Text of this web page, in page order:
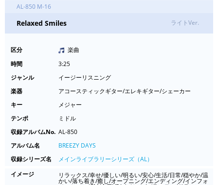
AL-850 M-16
Relaxed Smiles ライトVer.
区分
楽曲
時間
3:25
ジャンル
イージーリスニング
楽器
アコースティックギター/エレキギター/シェーカー
キー
メジャー
テンポ
ミドル
収録アルバムNo. AL-850
アルバム名
BREEZY DAYS
収録シリーズ名
メインライブラリーシリーズ（AL）
イメージ
リラックス/幸せ/優しい/明るい/安心/生活/日常/穏やか/温
かい/落ち着き/癒し/オープニング/エンディング/インフォ